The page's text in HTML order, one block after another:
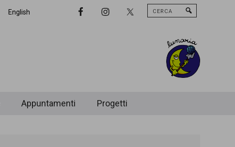
English
Nav
Cerca
Appuntamenti Progetti